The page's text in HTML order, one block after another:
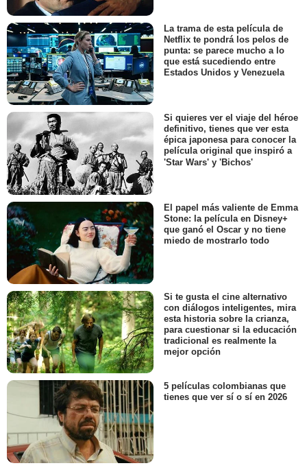
La trama de esta película de
Netflix te pondrá los pelos de
punta: se parece mucho a lo
que está sucediendo entre
Estados Unidos y Venezuela
Si quieres ver el viaje del héroe
definitivo, tienes que ver esta
épica japonesa para conocer la
película original que inspiró a
'Star Wars' y 'Bichos'
El papel más valiente de Emma
Stone: la película en Disney+
que ganó el Oscar y no tiene
miedo de mostrarlo todo
Si te gusta el cine alternativo
con diálogos inteligentes, mira
esta historia sobre la crianza,
para cuestionar si la educación
tradicional es realmente la
mejor opción
5 películas colombianas que
tienes que ver sí o sí en 2026